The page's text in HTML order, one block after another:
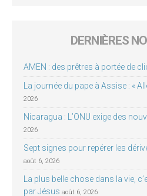
DERNIÈRES
AMEN : des prêtres à portée de
La journée du pape à Assise : «
2026
Nicaragua : L’ONU exige des
2026
Sept signes pour repérer les
août 6, 2026
La plus belle chose dans la vie,
par Jésus août 6, 2026